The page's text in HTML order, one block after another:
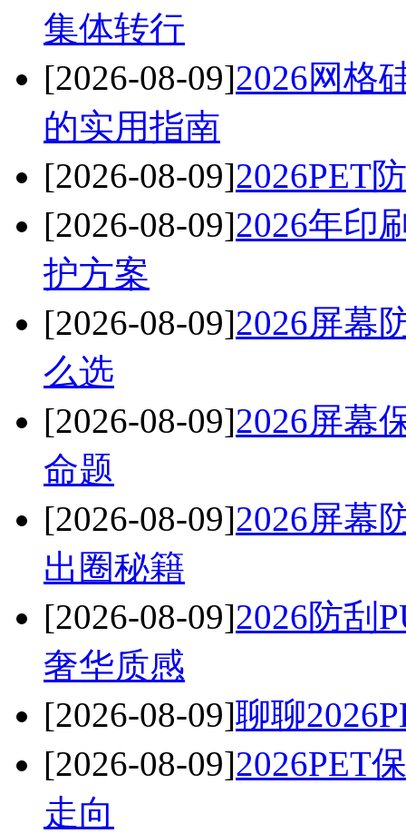
集体转行
[2026-08-09]2026网格
的实用指南
[2026-08-09]2026PET
[2026-08-09]2026年印
护方案
[2026-08-09]2026屏幕
么选
[2026-08-09]2026屏幕
命题
[2026-08-09]2026屏幕
出圈秘籍
[2026-08-09]2026防刮
奢华质感
[2026-08-09]聊聊
[2026-08-09]2026PET
走向